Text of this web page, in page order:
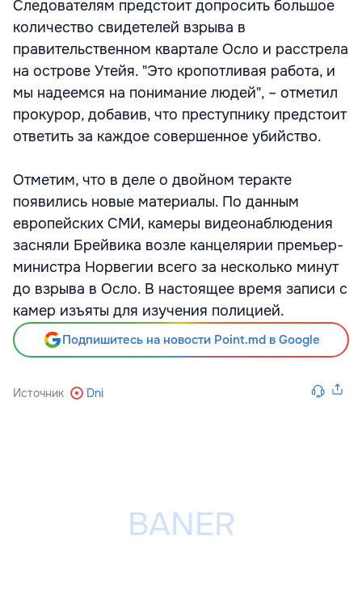
Следователям предстоит допросить большое
количество свидетелей взрыва в
правительственном квартале Осло и расстрела
на острове Утейя. "Это кропотливая работа, и
мы надеемся на понимание людей", – отметил
прокурор, добавив, что преступнику предстоит
ответить за каждое совершенное убийство.
Отметим, что в деле о двойном теракте
появились новые материалы. По данным
европейских СМИ, камеры видеонаблюдения
засняли Брейвика возле канцелярии премьер-
министра Норвегии всего за несколько минут
до взрыва в Осло. В настоящее время записи с
камер изъяты для изучения полицией.
Подпишитесь на новости Point.md в Google
Источник Dni